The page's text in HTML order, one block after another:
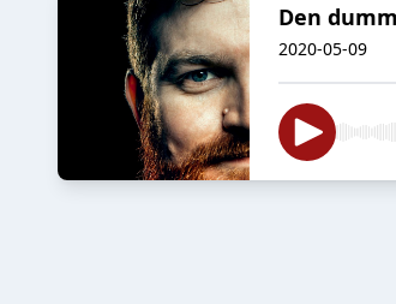
Den
2020-05-09